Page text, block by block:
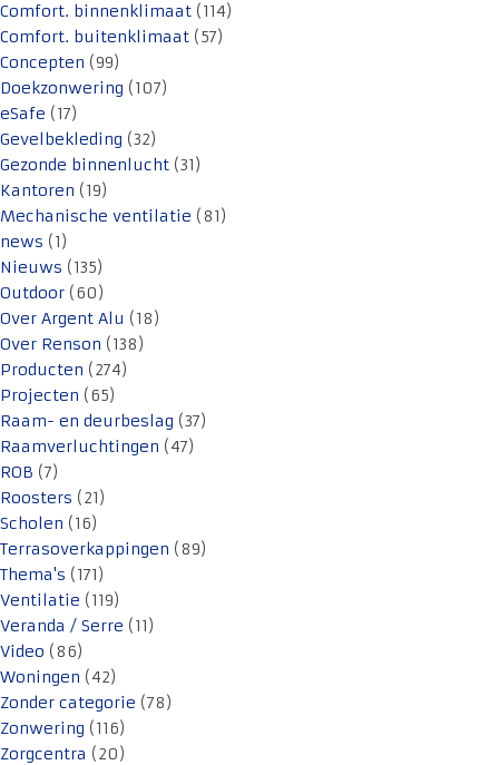
Comfort. binnenklimaat (114)
Comfort. buitenklimaat (57)
Concepten (99)
Doekzonwering (107)
eSafe (17)
Gevelbekleding (32)
Gezonde binnenlucht (31)
Kantoren (19)
Mechanische ventilatie (81)
news (1)
Nieuws (135)
Outdoor (60)
Over Argent Alu (18)
Over Renson (138)
Producten (274)
Projecten (65)
Raam- en deurbeslag (37)
Raamverluchtingen (47)
ROB (7)
Roosters (21)
Scholen (16)
Terrasoverkappingen (89)
Thema's (171)
Ventilatie (119)
Veranda / Serre (11)
Video (86)
Woningen (42)
Zonder categorie (78)
Zonwering (116)
Zorgcentra (20)